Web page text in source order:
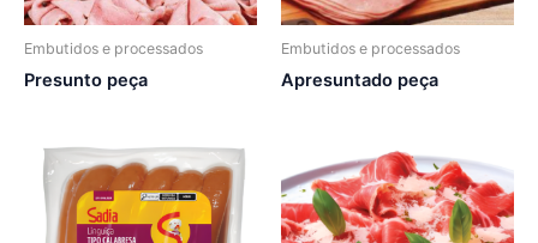
Embutidos e processados
Presunto peça
Embutidos e processados
Apresuntado peça